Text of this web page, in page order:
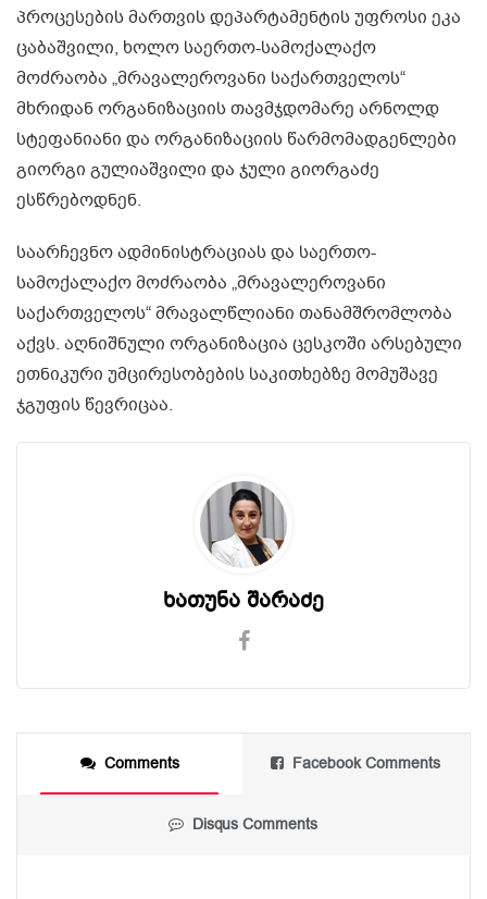
პროცესების მართვის დეპარტამენტის უფროსი ეკა
ცაბაშვილი, ხოლო საერთო-სამოქალაქო
მოძრაობა „მრავალეროვანი საქართველოს“
მხრიდან ორგანიზაციის თავმჯდომარე არნოლდ
სტეფანიანი და ორგანიზაციის წარმომადგენლები
გიორგი გულიაშვილი და ჯული გიორგაძე
ესწრებოდნენ.
საარჩევნო ადმინისტრაციას და საერთო-
სამოქალაქო მოძრაობა „მრავალეროვანი
საქართველოს“ მრავალწლიანი თანამშრომლობა
აქვს. აღნიშნული ორგანიზაცია ცესკოში არსებული
ეთნიკური უმცირესობების საკითხებზე მომუშავე
ჯგუფის წევრიცაა.
ხათუნა შარაძე
Comments Facebook Comments
Disqus Comments